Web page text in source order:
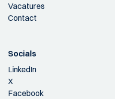
Vacatures
Contact
Socials
LinkedIn
X
Facebook